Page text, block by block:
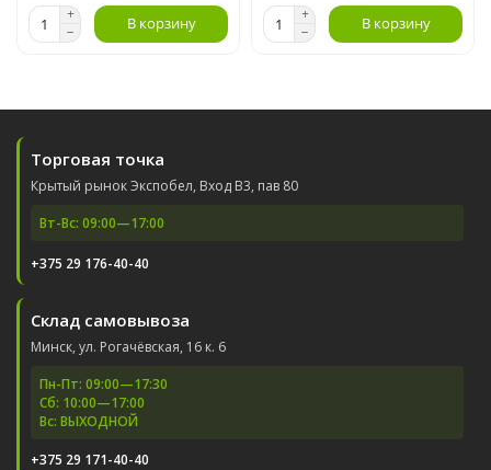
В корзину В корзину
Торговая точка
Крытый рынок Экспобел, Вход В3, пав 80
Вт-Вс: 09:00—17:00
+375 29 176-40-40
Склад самовывоза
Минск, ул. Рогачёвская, 16 к. 6
Пн-Пт: 09:00—17:30
Сб: 10:00—17:00
Вс: ВЫХОДНОЙ
+375 29 171-40-40